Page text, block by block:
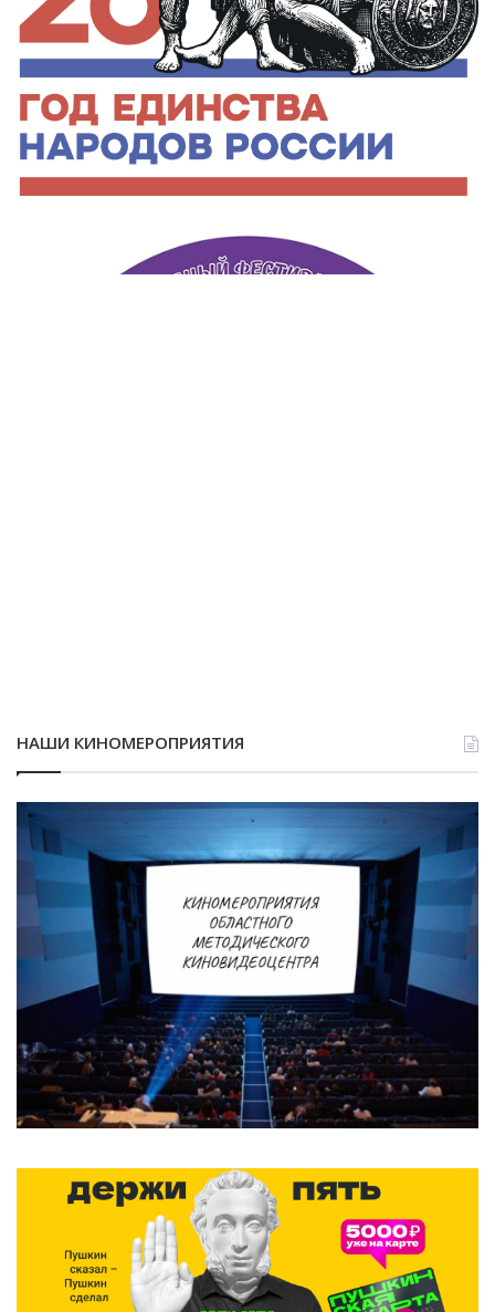
НАШИ КИНОМЕРОПРИЯТИЯ